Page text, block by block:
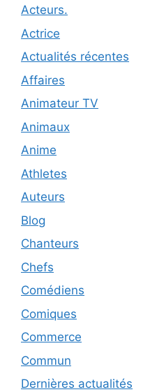
Acteurs.
Actrice
Actualités récentes
Affaires
Animateur TV
Animaux
Anime
Athletes
Auteurs
Blog
Chanteurs
Chefs
Comédiens
Comiques
Commerce
Commun
Dernières actualités